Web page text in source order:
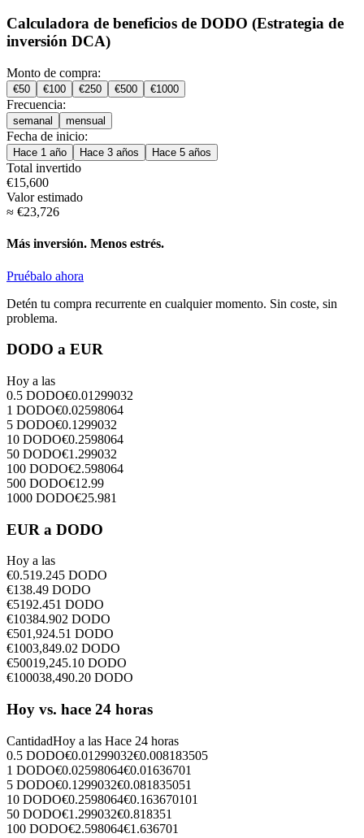
Calculadora de beneficios de DODO (Estrategia de
inversión DCA)
Monto de compra:
€50 €100 €250 €500 €1000
Frecuencia:
semanal mensual
Fecha de inicio:
Hace 1 año Hace 3 años Hace 5 años
Total invertido
€15,600
Valor estimado
≈ €23,726
Más inversión. Menos estrés.
Pruébalo ahora
Detén tu compra recurrente en cualquier momento. Sin coste, sin
problema.
DODO a EUR
Hoy a las
0.5 DODO€0.01299032
1 DODO€0.02598064
5 DODO€0.1299032
10 DODO€0.2598064
50 DODO€1.299032
100 DODO€2.598064
500 DODO€12.99
1000 DODO€25.981
EUR a DODO
Hoy a las
€0.519.245 DODO
€138.49 DODO
€5192.451 DODO
€10384.902 DODO
€501,924.51 DODO
€1003,849.02 DODO
€50019,245.10 DODO
€100038,490.20 DODO
Hoy vs. hace 24 horas
CantidadHoy a las Hace 24 horas
0.5 DODO€0.01299032€0.008183505
1 DODO€0.02598064€0.01636701
5 DODO€0.1299032€0.081835051
10 DODO€0.2598064€0.163670101
50 DODO€1.299032€0.818351
100 DODO€2.598064€1.636701